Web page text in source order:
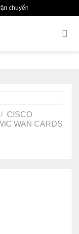
chuyển
/ CISCO
WAN CARDS